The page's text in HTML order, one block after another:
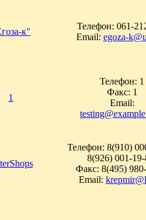
к"
Телефон: 061-
Email: egoza-
1
Телефон: 1
Факс: 1
Email:
Телефон: 8(910)
8(926) 001-19-
Факс: 8(495)
Email: